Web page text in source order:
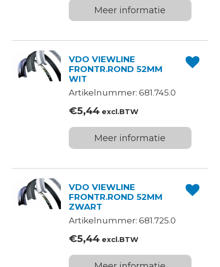
Meer informatie
VDO VIEWLINE
FRONTR.ROND 52MM
WIT
Artikelnummer: 681.745.0
€5,44excl.BTW
Meer informatie
VDO VIEWLINE
FRONTR.ROND 52MM
ZWART
Artikelnummer: 681.725.0
€5,44excl.BTW